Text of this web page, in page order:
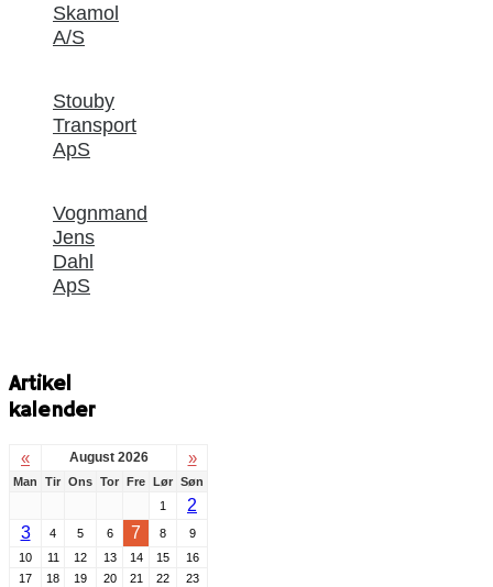
Skamol
A/S
Stouby
Transport
ApS
Vognmand
Jens
Dahl
ApS
Artikel
kalender
« August 2026 »
Man Tir Ons Tor Fre Lør Søn
1
2
3
4 5 6 7 8
9
10
11 12 13 14 15
16
17
18 19 20 21 22
23